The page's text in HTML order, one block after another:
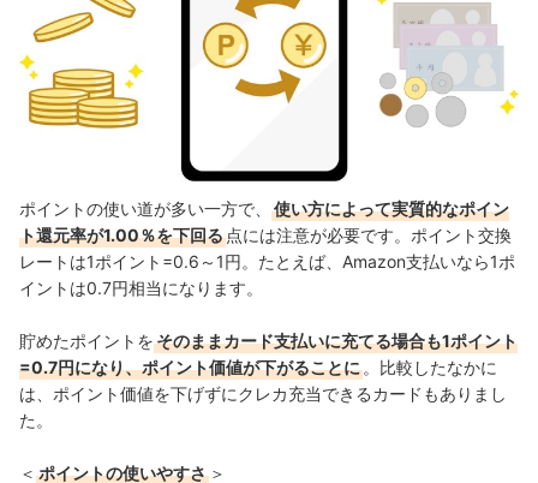
ポイントの使い道が多い一方で、
使い方によって実質的なポイン
ト還元率が1.00％を下回る 点には注意が必要です。ポイント交換
レートは1ポイント=0.6～1円。たとえば、Amazon支払いなら1ポ
イントは0.7円相当になります。
貯めたポイントをそのままカード支払いに充てる場合も1ポイント
=0.7円になり、ポイント価値が下がることに 。比較したなかに
は、ポイント価値を下げずにクレカ充当できるカードもありまし
た。
＜ ポイントの使いやすさ ＞